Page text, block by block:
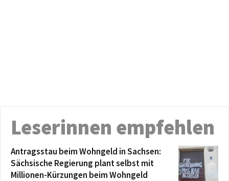
Leserinnen empfehlen
Antragsstau beim Wohngeld in Sachsen:
Sächsische Regierung plant selbst mit
Millionen-Kürzungen beim Wohngeld